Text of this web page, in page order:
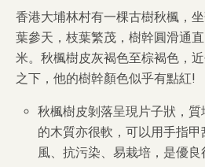
香港大埔林村有一棵古樹秋楓，
葉參天，枝葉繁茂，樹幹圓滑通
米。秋楓樹皮灰褐色至棕褐色，
之下，他的樹幹顏色似乎有點紅!
秋楓樹皮剝落呈現片子狀，
的木質亦很軟，可以用手指
風、抗污染、易栽培，是優良